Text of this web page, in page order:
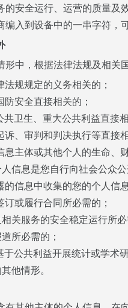
的安全运行、运营的质量
编入到设备中的一串字符，
形中，根据法律法规及相关
规规定的义务相关的；
安全直接相关的；
共卫生、重大公共利益直接
诉、审判和判决执行等直接
息主体或其他个人的生命、
信息是您自行向社会公众
的信息中收集的您的个人信
或履行合同所必需的；
关服务的安全稳定运行所
所必需的；
于公共利益开展统计或学术
他情形。